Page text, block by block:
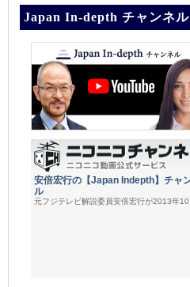
Japan In-depth チャンネル